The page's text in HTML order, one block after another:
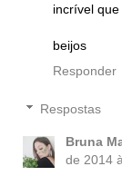
incrível
beijos
Responder
Respostas
Bruna
de 2014